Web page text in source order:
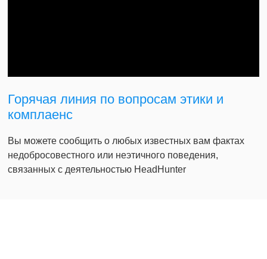
Горячая линия по вопросам этики и
комплаенс
Вы можете сообщить о любых известных вам фактах
недобросовестного или неэтичного поведения,
связанных с деятельностью HeadHunter